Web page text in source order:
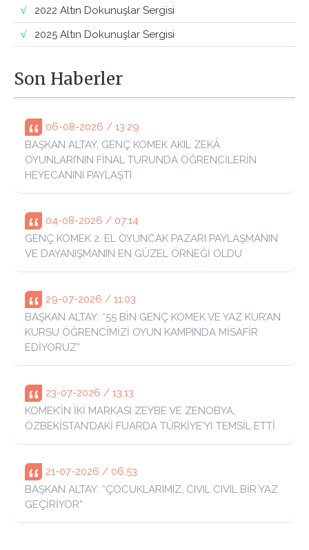
2022 Altın Dokunuşlar Sergisi
2025 Altın Dokunuşlar Sergisi
Son Haberler
06-08-2026 / 13:29
BAŞKAN ALTAY, GENÇ KOMEK AKIL ZEKÂ
OYUNLARI’NIN FİNAL TURUNDA ÖĞRENCİLERİN
HEYECANINI PAYLAŞTI
04-08-2026 / 07:14
GENÇ KOMEK 2. EL OYUNCAK PAZARI PAYLAŞMANIN
VE DAYANIŞMANIN EN GÜZEL ÖRNEĞİ OLDU
29-07-2026 / 11:03
BAŞKAN ALTAY: “55 BİN GENÇ KOMEK VE YAZ KUR’AN
KURSU ÖĞRENCİMİZİ OYUN KAMPINDA MİSAFİR
EDİYORUZ”
23-07-2026 / 13:13
KOMEK’İN İKİ MARKASI ZEYBE VE ZENOBYA,
ÖZBEKİSTAN’DAKİ FUARDA TÜRKİYE'Yİ TEMSİL ETTİ
21-07-2026 / 06:53
BAŞKAN ALTAY: “ÇOCUKLARIMIZ, CIVIL CIVIL BİR YAZ
GEÇİRİYOR”